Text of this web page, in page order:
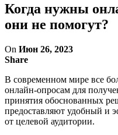
Когда нужны
они не помогут?
On Июн 26, 2023
Share
В современном мире все
онлайн-опросам для
принятия обоснованных
предоставляют удобный и
от целевой аудитории.